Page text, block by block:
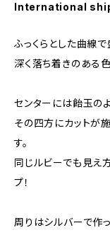
International
ふっくらとした曲線
深く落ち着きのある
センターには飴玉の
その四方にカットが
す。
同じルビーでも見え
プ！
周りはシルバーで作っ